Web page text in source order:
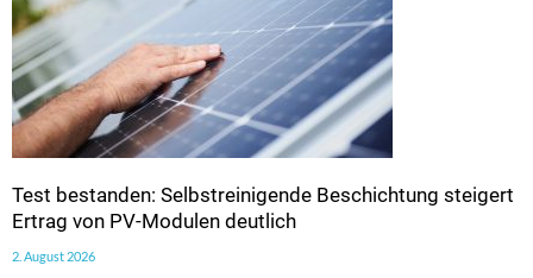
Test bestanden: Selbstreinigende Beschichtung steigert
Ertrag von PV-Modulen deutlich
2. August 2026